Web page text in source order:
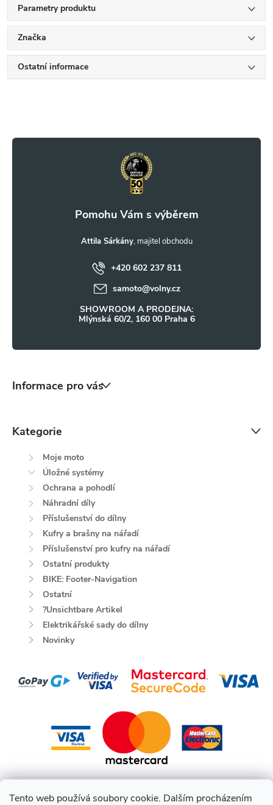
Tento web používá soubory cookie. Dalším procházením
Parametry produktu
Značka
Ostatní informace
Attila Sárkány
+420 602 237 811
samoto@volny.cz
SHOWROOM A PRODEJNA:
Mlýnská 60/2, 160 00 Praha 6
Informace pro vás
Kategorie
Moje moto
Úložné systémy
Ochrana a pohodlí
Náhradní díly
Příslušenství do dílny
Kufry a brašny na nářadí
Příslušenství pro kufry na nářadí
Ostatní produkty
BIKE: Footer-Navigation
Ostatní
?Unsichtbare Artikel
Elektrikářské sady do dílny
Novinky